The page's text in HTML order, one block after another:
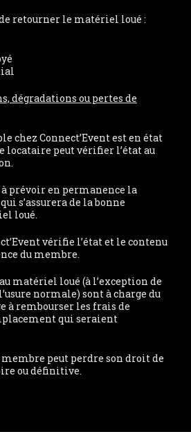
retourner le matériel loué :
dégradations ou pertes de
chez Connect’Event est en état
locataire peut vérifier l’état au
à prévoir en permanence la
s’assurera de la bonne
loué.
vérifie l’état et le contenu
du membre.
matériel loué (à l’exception de
normale) sont à charge du
à rembourser les frais de
qui seraient
membre peut perdre son droit de
ou définitive.